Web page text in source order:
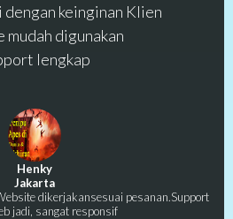
dengan keinginan Klien
digunakan
lengkap
Henky
Jakarta
dikerjakansesuai pesanan.Support
jadi, sangat responsif